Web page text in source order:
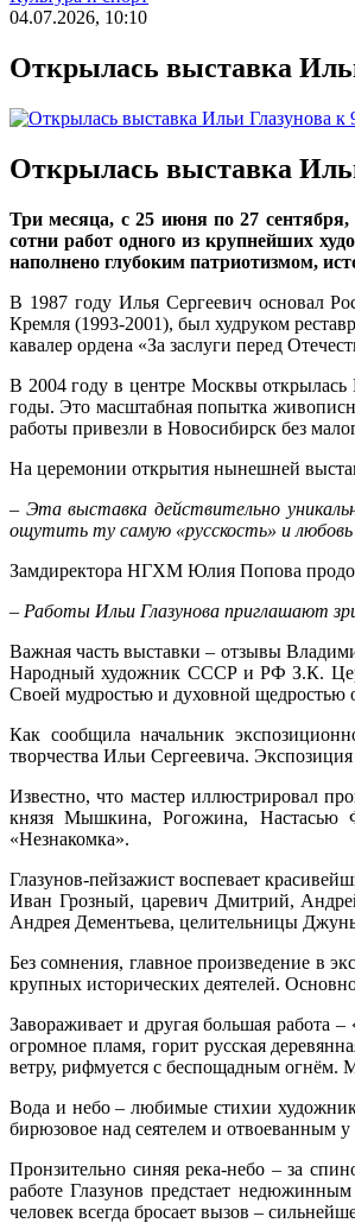
04.07.2026, 10:10
Открылась выставка
Открылась выставка
Три месяца, с 25 июня по 27
сотни работ одного из крупнейших
наполнено глубоким патриотизмом,
В 1987 году Илья Сергеевич основал
Кремля (1993-2001), был худруком
кавалер ордена «За заслуги перед
В 2004 году в центре Москвы открылась
годы. Это масштабная попытка
работы привезли в Новосибирск без
На церемонии открытия нынешней
– Эта выставка действительно
ощутить ту самую «русскость» и
Замдиректора НГХМ Юлия Попова
– Работы Ильи Глазунова приглашают
Важная часть выставки – отзывы
Народный художник СССР и РФ З.К.
Своей мудростью и духовной щедростью
Как сообщила начальник
творчества Ильи Сергеевича.
Известно, что мастер иллюстрировал
князя Мышкина, Рогожина, Настасью
«Незнакомка».
Глазунов-пейзажист воспевает
Иван Грозный, царевич Дмитрий,
Андрея Дементьева, целительницы
Без сомнения, главное произведение в
крупных исторических деятелей.
Завораживает и другая большая
огромное пламя, горит русская
ветру, рифмуется с беспощадным огнём.
Вода и небо – любимые стихии
бирюзовое над сеятелем и отвоеванным
Пронзительно синяя река-небо – за
работе Глазунов предстает
человек всегда бросает вызов –